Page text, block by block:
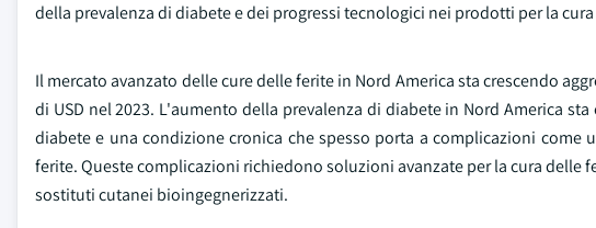
della prevalenza di diabete e dei progressi tecnologici nei prodotti per la
Il mercato avanzato delle cure delle ferite in Nord America sta crescendo
di USD nel 2023. L'aumento della prevalenza di diabete in Nord America
diabete e una condizione cronica che spesso porta a complicazioni
ferite. Queste complicazioni richiedono soluzioni avanzate per la cura delle
sostituti cutanei bioingegnerizzati.